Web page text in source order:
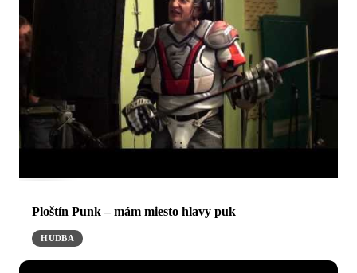
Ploštín Punk – mám miesto hlavy puk
HUDBA